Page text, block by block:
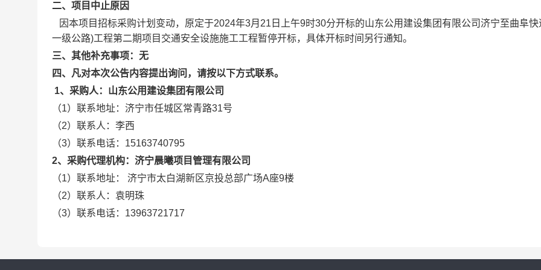
二、项目中止原因
因本项目招标采购计划变动，原定于2024年3月 21 日上午9时30分开标的山东公用建设集团有限公司济宁至曲阜快
一级公路)工程第二期项目交通安全设施施工工程暂停开标，具体开标时间另行通知。
三、其他补充事项：无
四、凡对本次公告内容提出询问，请按以下方式联系。
1、采购人：山东公用建设集团有限公司
（1）联系地址：济宁市任城区常青路31号
（2）联系人：李西
（3）联系电话： 15163740795
2、采购代理机构：济宁晨曦项目管理有限公司
（1）联系地址： 济宁市太白湖新区京投总部广场A座9楼
（2）联系人：袁明珠
（3）联系电话：13963721717